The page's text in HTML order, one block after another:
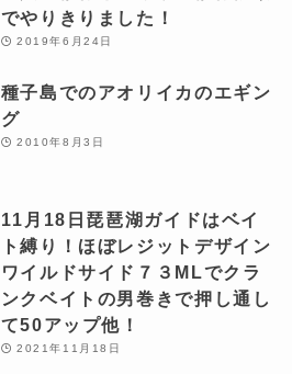
でやりきりました！
2019年6月24日
種子島でのアオリイカのエギン
グ
2010年8月3日
11月18日琵琶湖ガイドはベイ
ト縛り！ほぼレジットデザイン
ワイルドサイド７３MLでクラ
ンクベイトの男巻きで押し通し
て50アップ他！
2021年11月18日